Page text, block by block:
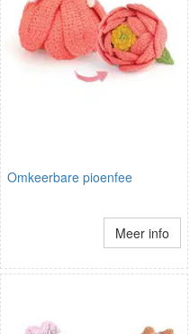
Omkeerbare pioenfee
Meer info